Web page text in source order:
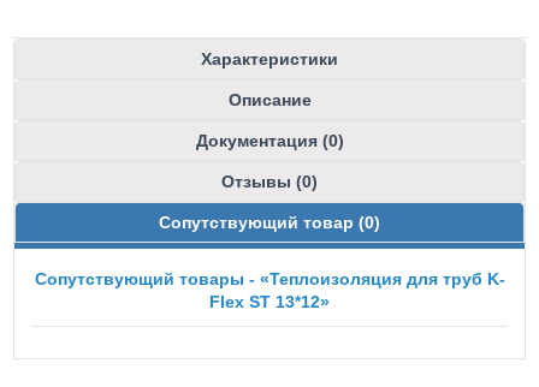
Характеристики
Описание
Документация (0)
Отзывы (0)
Сопутствующий товар (0)
Сопутствующий товары - «Теплоизоляция для труб K-
Flex ST 13*12»